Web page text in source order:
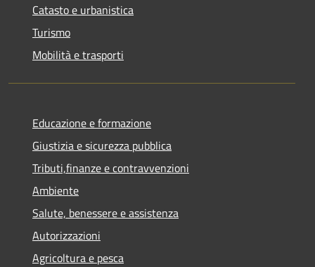
Catasto e urbanistica
Turismo
Mobilità e trasporti
Educazione e formazione
Giustizia e sicurezza pubblica
Tributi,finanze e contravvenzioni
Ambiente
Salute, benessere e assistenza
Autorizzazioni
Agricoltura e pesca